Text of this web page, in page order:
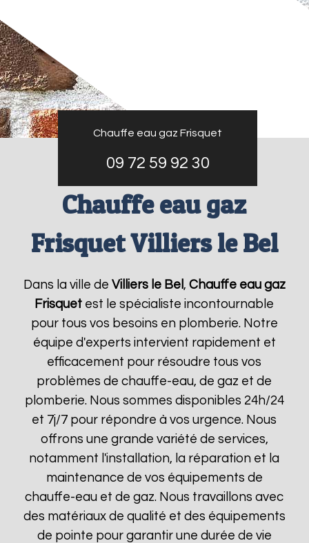
Chauffe eau gaz Frisquet
09 72 59 92 30
Chauffe eau gaz
Frisquet Villiers le Bel
Dans la ville de Villiers le Bel , Chauffe eau gaz
Frisquet est le spécialiste incontournable
pour tous vos besoins en plomberie. Notre
équipe d'experts intervient rapidement et
efficacement pour résoudre tous vos
problèmes de chauffe-eau, de gaz et de
plomberie. Nous sommes disponibles 24h/24
et 7j/7 pour répondre à vos urgence. Nous
offrons une grande variété de services,
notamment l'installation, la réparation et la
maintenance de vos équipements de
chauffe-eau et de gaz. Nous travaillons avec
des matériaux de qualité et des équipements
de pointe pour garantir une durée de vie